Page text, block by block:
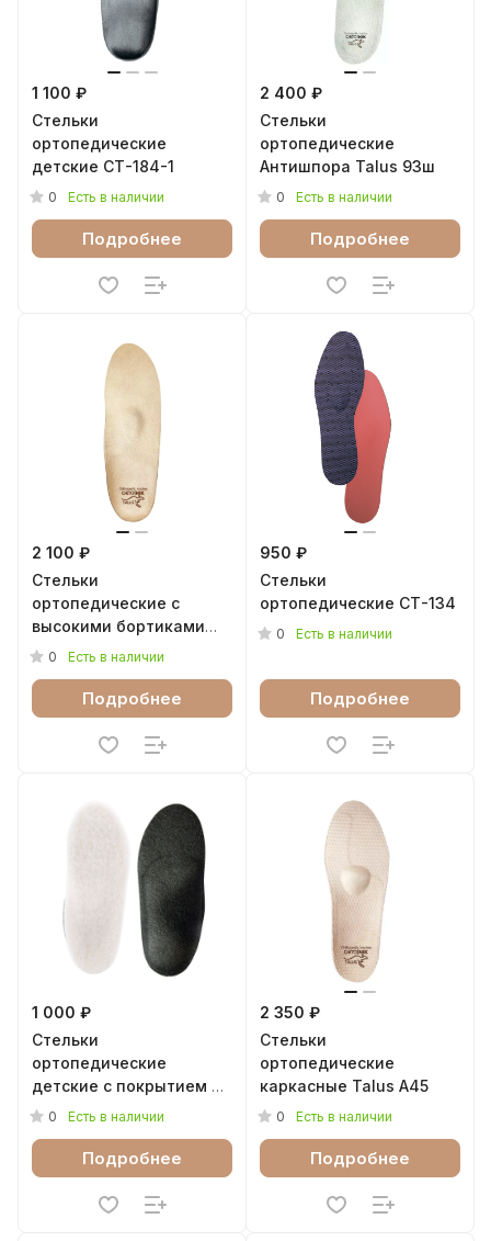
1 100 ₽
Стельки
ортопедические
детские СТ-184-1
0 Есть в наличии
Подробнее
2 400 ₽
Стельки
ортопедические
Антишпора Talus 93ш
0 Есть в наличии
Подробнее
2 100 ₽
Стельки
ортопедические с
высокими бортиками
Бейс 77Б
0 Есть в наличии
Подробнее
950 ₽
Стельки
ортопедические СТ-134
0 Есть в наличии
Подробнее
1 000 ₽
Стельки
ортопедические
детские с покрытием из
натуральной шерсти
0 Есть в наличии
Подробнее
2 350 ₽
Стельки
ортопедические
каркасные Talus А45
0 Есть в наличии
Подробнее